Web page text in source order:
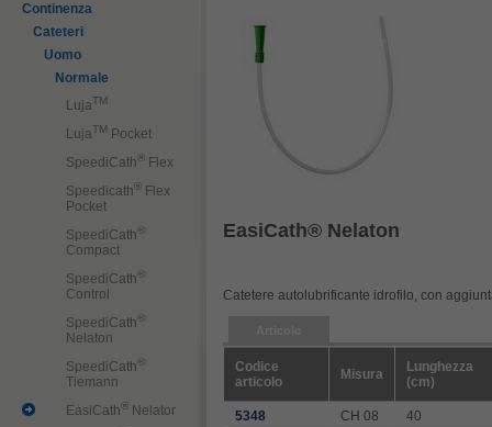
Continenza
Cateteri
Uomo
Normale
LujaTM
LujaTM Pocket
SpeediCath ®
Flex
Speedicath ®
Flex
Pocket
SpeediCath ®
Compact
SpeediCath ®
Control
SpeediCath ®
Nelaton
SpeediCath ®
Tiemann
EasiCath ®
Nelaton
EasiCath® Nelaton
Catetere autolubrificante idrofilo, con
Codice
articolo
Misura
Lunghezza
(cm)
5348 CH 08
40